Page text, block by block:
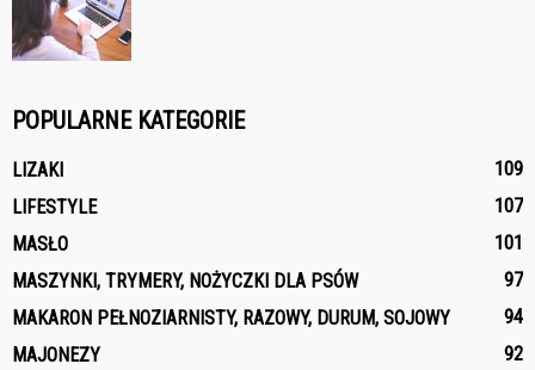
POPULARNE KATEGORIE
LIZAKI
109
LIFESTYLE
107
MASŁO
101
MASZYNKI, TRYMERY, NOŻYCZKI DLA PSÓW
97
MAKARON PEŁNOZIARNISTY, RAZOWY, DURUM, SOJOWY
94
MAJONEZY
92